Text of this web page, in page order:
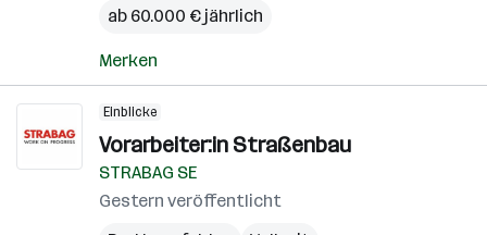
ab 60.000 € jährlich
Merken
Einblicke
Vorarbeiter:in Straßenbau
STRABAG SE
Gestern veröffentlicht